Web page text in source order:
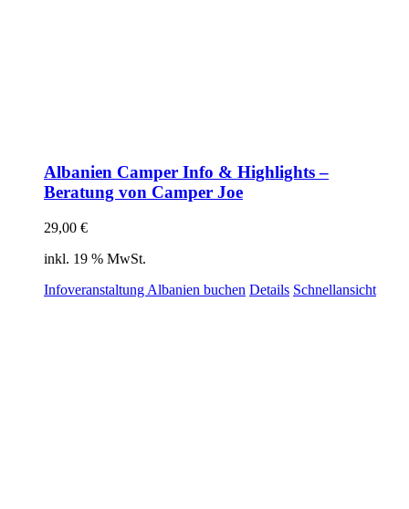
Albanien Camper Info & Highlights –
Beratung von Camper Joe
29,00 €
inkl. 19 % MwSt.
Infoveranstaltung Albanien buchen Details Schnellansicht